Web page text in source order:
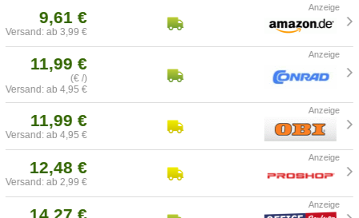
9,61 €
Versand: ab 3,99 €
11,99 €
(€ /)
Versand: ab 4,95 €
11,99 €
Versand: ab 4,95 €
12,48 €
Versand: ab 2,99 €